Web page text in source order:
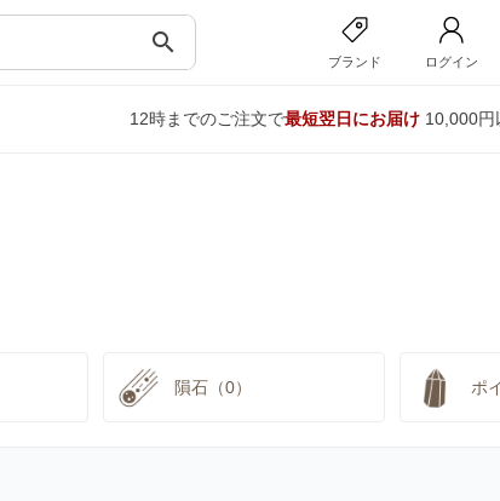
search
ブランド ログイン
12時までのご注文で最短翌日にお届け10,000円
隕石（0） ポ